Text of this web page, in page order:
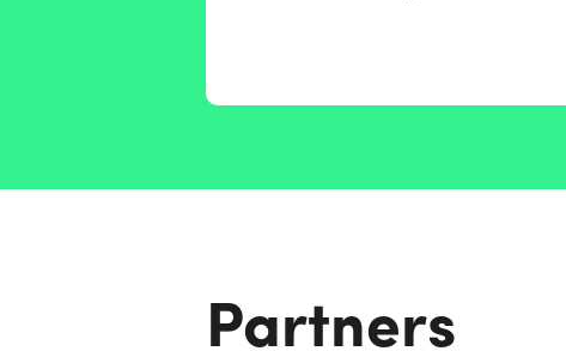
Partners